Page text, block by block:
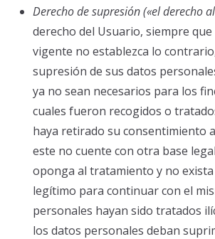
Derecho de supresión («el derecho
derecho del Usuario, siempre
vigente no establezca lo
supresión de sus datos
ya no sean necesarios para los
cuales fueron recogidos o
haya retirado su consentimiento
este no cuente con otra base
oponga al tratamiento y no
legítimo para continuar con el
personales hayan sido tratados
los datos personales deban